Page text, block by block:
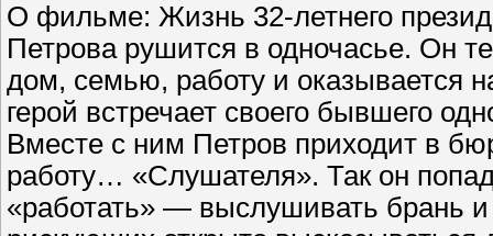
О фильме: Жизнь 32-летнего
Петрова рушится в одночасье. Он
дом, семью, работу и оказывается
герой встречает своего бывшего
Вместе с ним Петров приходит в
работу… «Слушателя». Так он
«работать» — выслушивать брань